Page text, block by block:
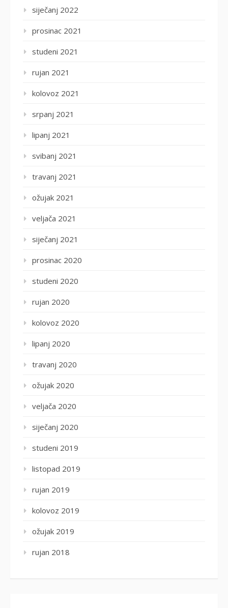
siječanj 2022
prosinac 2021
studeni 2021
rujan 2021
kolovoz 2021
srpanj 2021
lipanj 2021
svibanj 2021
travanj 2021
ožujak 2021
veljača 2021
siječanj 2021
prosinac 2020
studeni 2020
rujan 2020
kolovoz 2020
lipanj 2020
travanj 2020
ožujak 2020
veljača 2020
siječanj 2020
studeni 2019
listopad 2019
rujan 2019
kolovoz 2019
ožujak 2019
rujan 2018